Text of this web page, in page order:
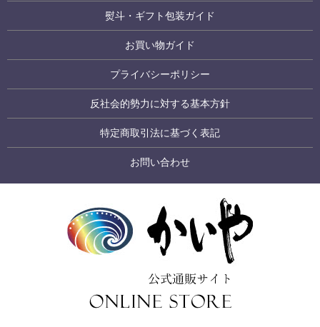
熨斗・ギフト包装ガイド
お買い物ガイド
プライバシーポリシー
反社会的勢力に対する基本方針
特定商取引法に基づく表記
お問い合わせ